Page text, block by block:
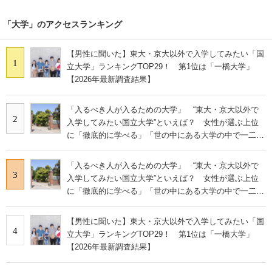
「大学」のアクセスランキング
1
【男性に聞いた】東大・京大以外で入学してみたい「国
立大学」ランキングTOP29！ 第1位は「一橋大学」
【2026年最新調査結果】
2
「入るべき人が入るための大学」 “東大・京大以外で
入学してみたい国立大学”といえば？ 女性が選ぶ上位
に「徹底的に学べる」「世の中にある大学の中で一二を
3
「入るべき人が入るための大学」 “東大・京大以外で
入学してみたい国立大学”といえば？ 女性が選ぶ上位
に「徹底的に学べる」「世の中にある大学の中で一二を
4
【男性に聞いた】東大・京大以外で入学してみたい「国
立大学」ランキングTOP29！ 第1位は「一橋大学」
【2026年最新調査結果】